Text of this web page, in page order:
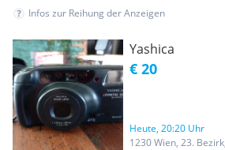
Infos zur Reihung der Anzeigen
Yashica
€ 20
Heute, 20:20 Uhr
1230 Wien, 23.